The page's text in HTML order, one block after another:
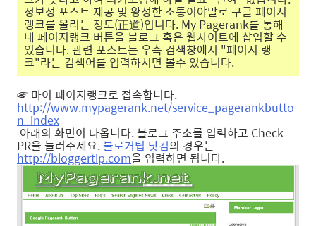
정보성 포스트 제공 및 왕성한 소통이야말로 구글 페이지
랭크를 올리는 정도(正道)입니다. My Pagerank를 통해
내 페이지랭크 버튼을 블로그 혹은 웹사이트에 삽입할 수
있습니다. 관련 포스트는 우측 검색창에서 "페이지 랭
크"라는 검색어를 입력하시면 볼수 있습니다.
☞ 마이 페이지랭크로 접속합니다.
http://www.mypagerank.net/service_pagerankbutto
n_index
아래의 화면이 나옵니다. 블로그 주소를 입력하고 Check
PR을 눌러주세요.블로거팁 닷컴의 경우는
http://bloggertip.com을 입력하면 됩니다.